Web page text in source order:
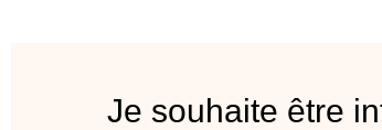
Je souhaite être